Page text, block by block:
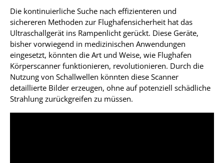
Die kontinuierliche Suche nach effizienteren und
sichereren Methoden zur Flughafensicherheit hat das
Ultraschallgerät ins Rampenlicht gerückt. Diese Geräte,
bisher vorwiegend in medizinischen Anwendungen
eingesetzt, könnten die Art und Weise, wie Flughafen
Körperscanner funktionieren, revolutionieren. Durch die
Nutzung von Schallwellen könnten diese Scanner
detaillierte Bilder erzeugen, ohne auf potenziell schädliche
Strahlung zurückgreifen zu müssen.